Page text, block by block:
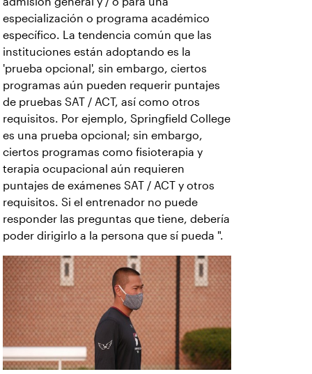
especialización o programa académico
específico. La tendencia común que las
instituciones están adoptando es la
'prueba opcional', sin embargo, ciertos
programas aún pueden requerir puntajes
de pruebas SAT / ACT, así como otros
requisitos. Por ejemplo, Springfield College
es una prueba opcional; sin embargo,
ciertos programas como fisioterapia y
terapia ocupacional aún requieren
puntajes de exámenes SAT / ACT y otros
requisitos. Si el entrenador no puede
responder las preguntas que tiene, debería
poder dirigirlo a la persona que sí pueda ".